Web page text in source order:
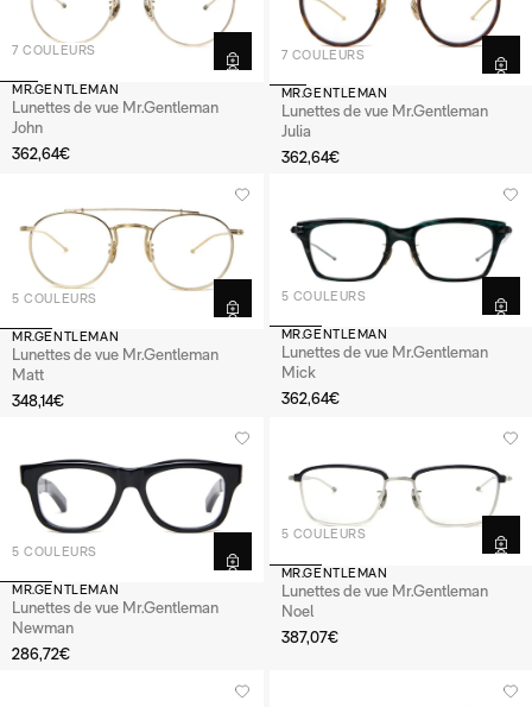
7 COULEURS
MR.GENTLEMAN
Lunettes de vue Mr.Gentleman
John
362,64€
7 COULEURS
MR.GENTLEMAN
Lunettes de vue Mr.Gentleman
Julia
362,64€
5 COULEURS
MR.GENTLEMAN
Lunettes de vue Mr.Gentleman
Matt
348,14€
5 COULEURS
MR.GENTLEMAN
Lunettes de vue Mr.Gentleman
Mick
362,64€
5 COULEURS
MR.GENTLEMAN
Lunettes de vue Mr.Gentleman
Newman
286,72€
5 COULEURS
MR.GENTLEMAN
Lunettes de vue Mr.Gentleman
Noel
387,07€